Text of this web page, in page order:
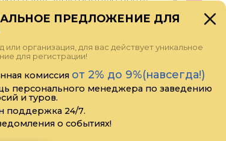
файл
ПРЕДЛОЖЕНИЕ ДЛЯ
или организация, для вас действует уникальное
для регистрации!
комиссия от 2% до 9%(навсегда!)
персонального менеджера по заведению
и туров.
поддержка 24/7.
о событиях!